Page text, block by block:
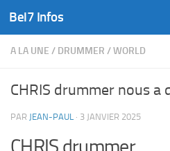
Skip to content
Bel7 Infos
A LA UNE / DRUMMER /WORLD
CHRIS drummer nous a
PAR JEAN-PAUL · 3 JANVIER 2025